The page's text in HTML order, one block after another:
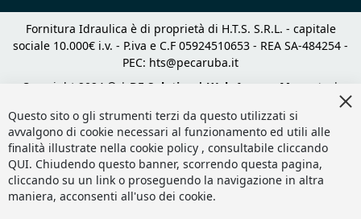
Fornitura Idraulica è di proprietà di H.T.S. S.R.L. - capitale
sociale 10.000€ i.v. - P.iva e C.F 05924510653 - REA SA-484254 -
PEC: hts@pecaruba.it
Copyright 2024 © | DF Solution | Web Agency Magento
|
Questo sito o gli strumenti terzi da questo utilizzati si
avvalgono di cookie necessari al funzionamento ed utili alle
finalità illustrate nella cookie policy , consultabile cliccando
QUI. Chiudendo questo banner, scorrendo questa pagina,
cliccando su un link o proseguendo la navigazione in altra
maniera, acconsenti all'uso dei cookie.